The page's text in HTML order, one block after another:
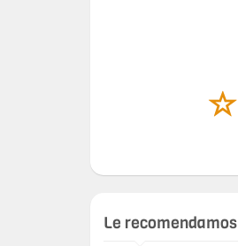
Le recomendamos